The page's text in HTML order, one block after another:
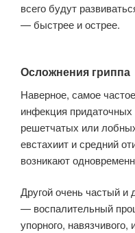
всего будут
— быстрее и острее.
Осложнения гриппа
Наверное, самое
инфекция
решетчатых или
евстахиит и средний
возникают
Другой очень частый и
— воспалительный
упорного,